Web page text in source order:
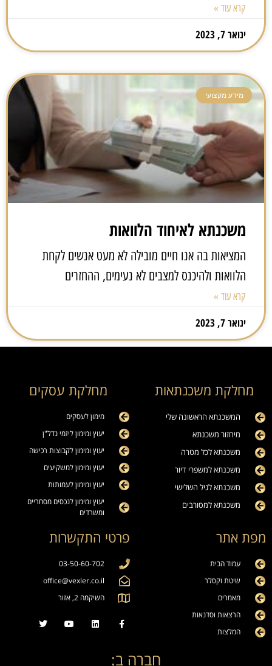
קרא עוד »
ינואר 7, 2023
מידע מקצועי
משכנתא לאיחוד הלוואות
המציאות בה אנו חיים מובילה לא מעט אנשים לקחת
הלוואות ולהיכנס למצבים לא נעימים, ההחזרים
קרא עוד »
ינואר 7, 2023
מחלקת משכנתאות
המשכנתא הראשונה שלי
מיחזור משכנתא
משכנתא לכל מטרה
משכנתא למשפרי דיור
משכנתא לגיל השלישי
משכנתא למסורבים
מחלקת עסקים
מימון לעסקים
יעוץ ומימון ליזמי נדל"ן
יעוץ ומימון לקבוצות רכישה
יעוץ ומימון למשקיעים
יעוץ ומימון לעמותות
יעוץ ומימון לנכסים מסחריים
ומשרדים
מפת אתר
עמוד הבית
שיטת וקסלר
מאמרים
הרצאות וסדנאות
המלצות
פרטי התקשרות
03-50-60-702
office@vexler.co.il
השיקמה 2, אזור
חברה ב: